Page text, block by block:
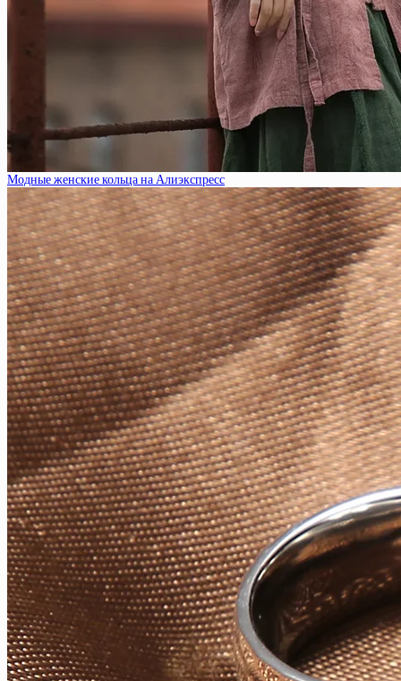
Модные женские кольца на Алиэкспресс